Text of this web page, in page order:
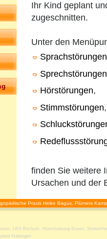
Ihr Kind geplant
zugeschnitten.
Unter den
Sprachstörungen
Sprechstörungen
Hörstörungen,
Stimmstörungen,
finden Sie weitere
Ursachen und der
Praxis Heike Bagus, Plümers
, LKG Bochum , Hoerstoerung Essen ,
Hattingen